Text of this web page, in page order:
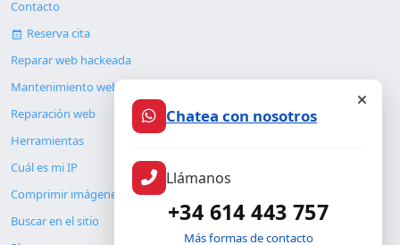
Contacto
Reserva cita
Reparar web hackeada
Mantenimiento web
Reparación web
Herramientas
Cuál es mi IP
Comprimir imágenes
Buscar en el sitio
Chatea con nosotros
Llámanos
+34 614 443 757
Más formas de contacto